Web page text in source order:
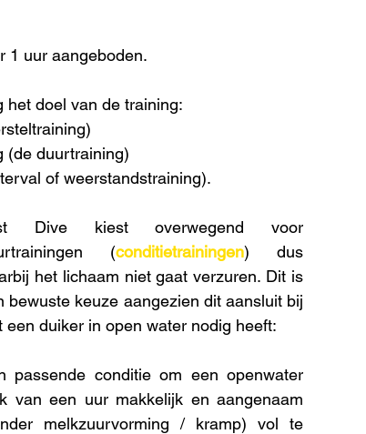
1 uur aangeboden.
het doel van de training:
(de duurtraining)
of weerstandstraining).
Dive kiest overwegend voor
(conditietrainingen) dus
het lichaam niet gaat verzuren. Dit is
bewuste keuze aangezien dit aansluit bij
een duiker in open water nodig heeft:
passende conditie om een openwater
van een uur makkelijk en aangenaam
melkzuurvorming / kramp) vol te